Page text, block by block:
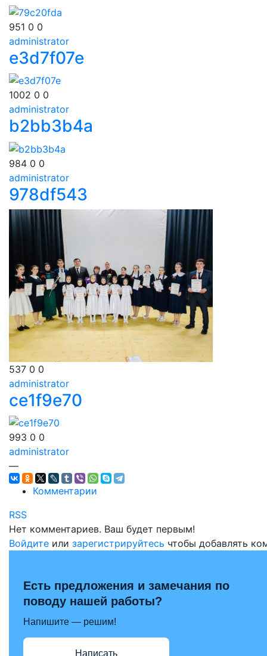
951 0 0
administrator
e3d7f07e
1002 0 0
administrator
b2bb3b4a
984 0 0
administrator
978df543
537 0 0
administrator
ce1f9e70
993 0 0
administrator
—
Комментарии
RSS
Нет комментариев. Ваш будет первым!
Войдите или зарегистрируйтесь чтобы добавлять
Есть предложения и замечания по
поводу нашей работы?
Напишите — решим!
Написать